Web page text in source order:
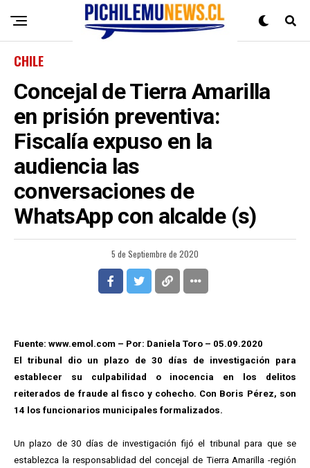
CHILE
Concejal de Tierra Amarilla
en prisión preventiva:
Fiscalía expuso en la
audiencia las
conversaciones de
WhatsApp con alcalde (s)
5 de Septiembre de 2020
Fuente: www.emol.com – Por: Daniela Toro – 05.09.2020
El tribunal dio un plazo de 30 días de investigación para
establecer su culpabilidad o inocencia en los delitos
reiterados de fraude al fisco y cohecho. Con Boris Pérez, son
14 los funcionarios municipales formalizados.
Un plazo de 30 días de investigación fijó el tribunal para que se
establezca la responsablidad del concejal de Tierra Amarilla -región